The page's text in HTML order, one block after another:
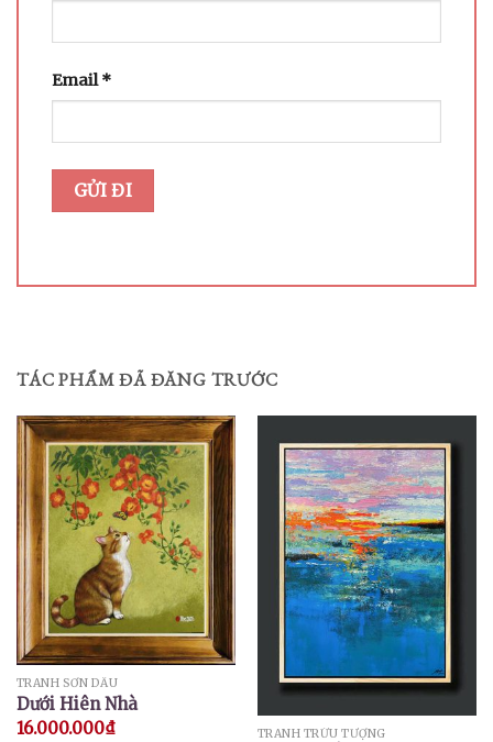
Email*
TÁC PHẨM ĐÃ ĐĂNG TRƯỚC
TRANH SƠN DẦU
Dưới Hiên Nhà
16.000.000₫ TRANH TRỪU TƯỢNG